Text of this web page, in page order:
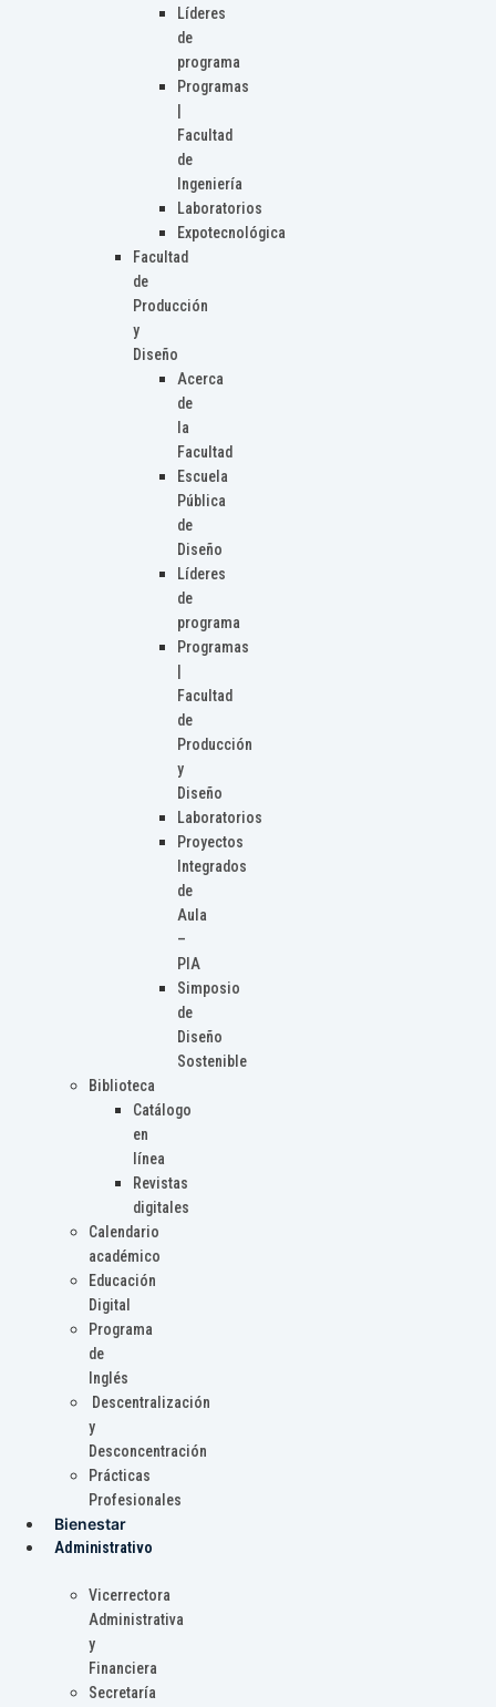
Líderes
de
programa
Programas
Facultad
de
Ingeniería
Laboratorios
Expotecnológica
Facultad
de
Producción
y
Diseño
Acerca
de
la
Facultad
Escuela
Pública
de
Diseño
Líderes
de
programa
Programas
Facultad
de
Producción
y
Diseño
Laboratorios
Proyectos
Integrados
de
Aula
–
PIA
Simposio
de
Diseño
Sostenible
Biblioteca
Catálogo
en
línea
Revistas
digitales
Calendario
académico
Educación
Digital
Programa
de
Inglés
Descentralización
y
Desconcentración
Prácticas
Profesionales
Bienestar
Administrativo
Vicerrectora
Administrativa
y
Financiera
Secretaría